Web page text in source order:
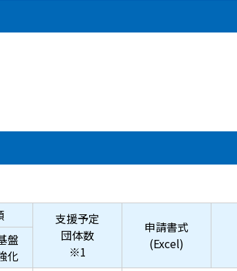
支援予定
団体数
※1
申請書式
(Excel)
盤
化